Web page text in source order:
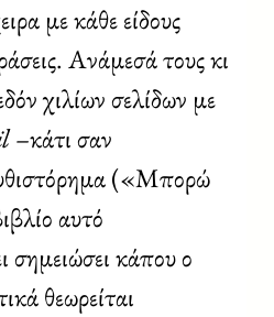
με κάθε είδους
Ανάμεσά τους κι
χιλίων σελίδων με
–κάτι σαν
(«Μπορώ
αυτό
σημειώσει κάπου ο
θεωρείται